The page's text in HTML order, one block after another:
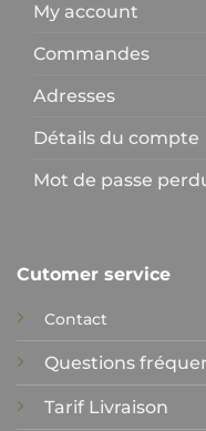
My account
Commandes
Adresses
Détails du compte
Mot de passe
Cutomer service
Contact
Questions
Tarif Livraison